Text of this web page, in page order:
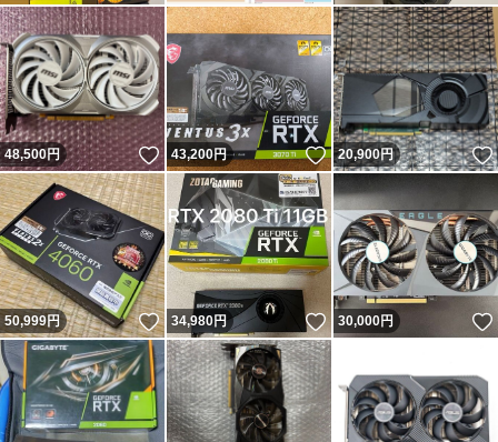
48,500円 いいね！
43,200円 いいね！
20,900円
50,999円 いいね！
34,980円 いいね！
30,000円